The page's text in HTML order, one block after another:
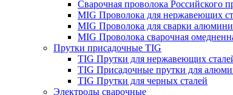
Сварочная проволока Российского
MIG Проволока для нержавеющих
MIG Проволока для сварки
MIG Проволока сварочная
Прутки присадочные TIG
TIG Прутки для нержавеющих
TIG Присадочные прутки для
TIG Прутки для черных сталей
Электроды сварочные